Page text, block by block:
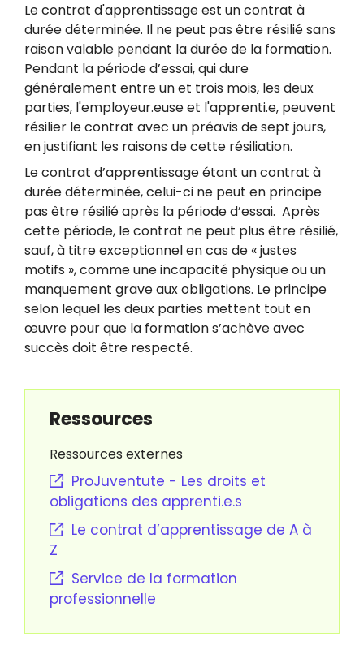
Le contrat d'apprentissage est un contrat à
durée déterminée. Il ne peut pas être résilié sans
raison valable pendant la durée de la formation.
Pendant la période d’essai, qui dure
généralement entre un et trois mois, les deux
parties, l'employeur.euse et l'apprenti.e, peuvent
résilier le contrat avec un préavis de sept jours,
en justifiant les raisons de cette résiliation.
Le contrat d’apprentissage étant un contrat à
durée déterminée, celui-ci ne peut en principe
pas être résilié après la période d’essai. Après
cette période, le contrat ne peut plus être résilié,
sauf, à titre exceptionnel en cas de « justes
motifs », comme une incapacité physique ou un
manquement grave aux obligations. Le principe
selon lequel les deux parties mettent tout en
œuvre pour que la formation s’achève avec
succès doit être respecté.
Ressources
Ressources externes
ProJuventute - Les droits et
obligations des apprenti.e.s
Le contrat d’apprentissage de A à
Z
Service de la formation
professionnelle